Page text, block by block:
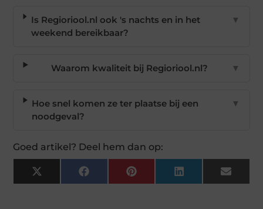
Is Regioriool.nl ook 's nachts en in het
weekend bereikbaar?
▼
Waarom kwaliteit bij Regioriool.nl? ▼
Hoe snel komen ze ter plaatse bij een
noodgeval?
▼
Goed artikel? Deel hem dan op:
X
(Twitter)
FacebookPinterest LinkedIn Email